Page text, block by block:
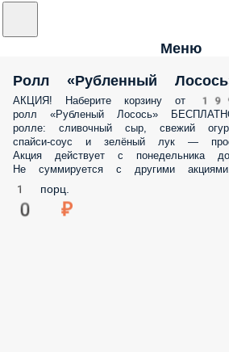
Меню
Ролл «Рубленный
АКЦИЯ! Наберите корзину от
ролл «Рубленый Лосось»
ролле: сливочный сыр, свежий
спайси‑соус и зелёный лук —
Акция действует с понедельника
Не суммируется с другими
1 порц.
0 ₽